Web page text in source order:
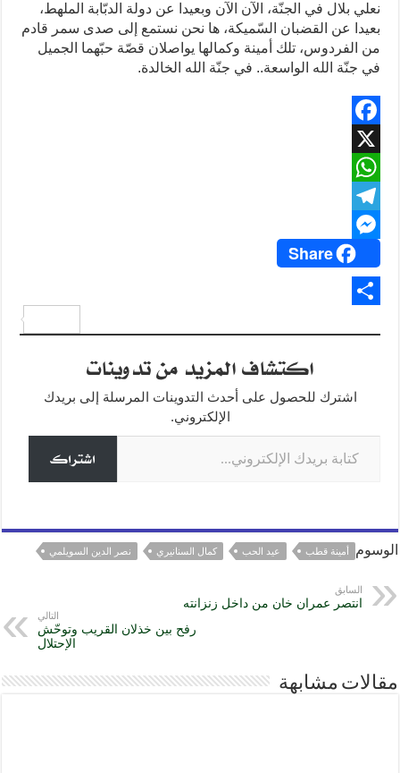
نعلي بلال في الجنّة، الآن الآن وبعيدا عن دولة الدبّابة الملهط،
بعيدا عن القضبان السّميكة، ها نحن نستمع إلى صدى سمر قادم
من الفردوس، تلك أمينة وكمالها يواصلان قصّة حبّهما الجميل
في جنّة الله الواسعة.. في جنّة الله الخالدة.
F
a
c
e
o
o
k
X
W
h
t
s
A
T
l
e
g
e
s
s
Share
e
اكتشاف المزيد من تدوينات
اشترك للحصول على أحدث التدوينات المرسلة إلى بريدك
الإلكتروني.
كتابة بريدك الإلكتروني...
اشتراك
الوسوم أمينة قطب عيد الحب كمال السنانيري نصر الدين السويلمي
السابق
انتصر عمران خان من داخل زنزانته
التالي
رفح بين خذلان القريب وتوحّش
الإحتلال
مقالات مشابهة